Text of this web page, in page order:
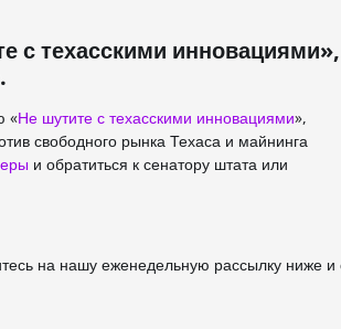
с техасскими инновациями»,
«Не шутите с техасскими инновациями»,
свободного рынка Техаса и майнинга
и обратиться к сенатору штата или
на нашу еженедельную рассылку ниже и